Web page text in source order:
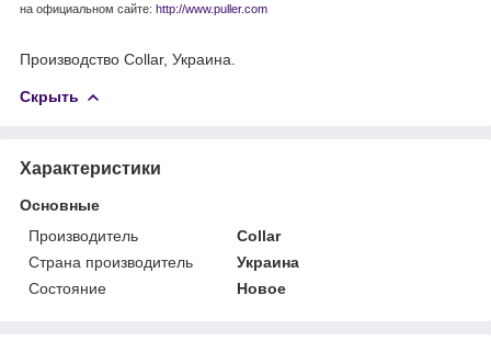
на официальном сайте: http://www.puller.com
Производство Collar, Украина.
Скрыть
Характеристики
Основные
Производитель
Collar
Страна производитель
Украина
Состояние
Новое